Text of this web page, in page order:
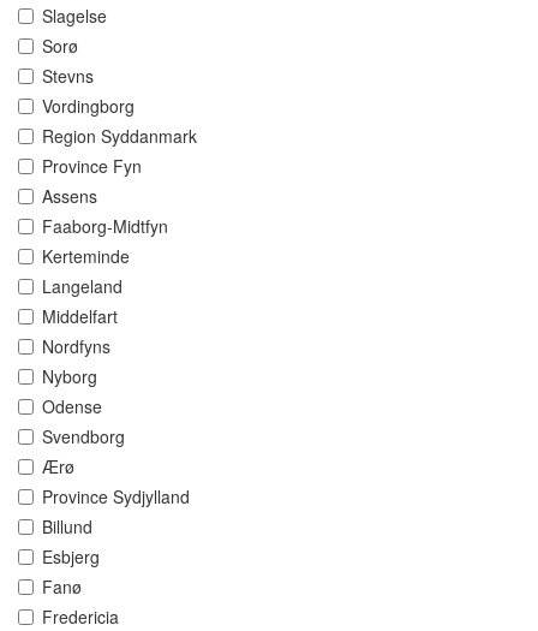
Slagelse
Sorø
Stevns
Vordingborg
Region Syddanmark
Province Fyn
Assens
Faaborg-Midtfyn
Kerteminde
Langeland
Middelfart
Nordfyns
Nyborg
Odense
Svendborg
Ærø
Province Sydjylland
Billund
Esbjerg
Fanø
Fredericia